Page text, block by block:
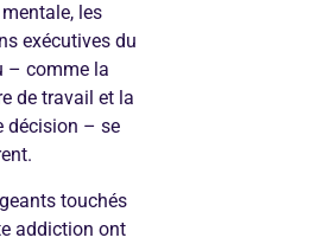
les
exécutives du
– comme la
de travail et la
décision – se
touchés
addiction ont